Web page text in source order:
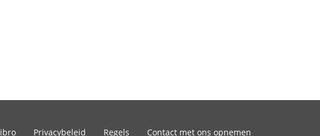
Privacybeleid Regels Contact met ons opnemen